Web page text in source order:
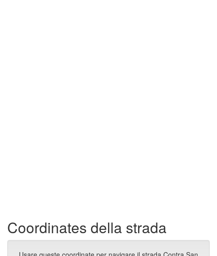
Coordinates della strada